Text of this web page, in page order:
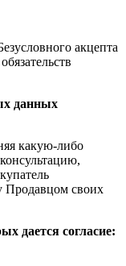
акцепта
данных
какую-либо
Продавцом своих
дается согласие: